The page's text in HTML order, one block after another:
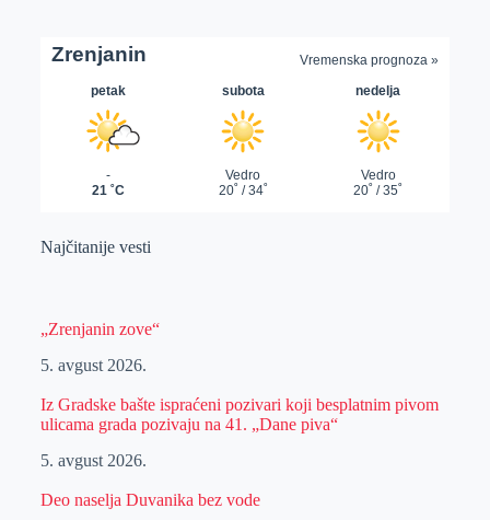
Najčitanije vesti
„Zrenjanin zove“
5. avgust 2026.
Iz Gradske bašte ispraćeni pozivari koji besplatnim pivom
ulicama grada pozivaju na 41. „Dane piva“
5. avgust 2026.
Deo naselja Duvanika bez vode